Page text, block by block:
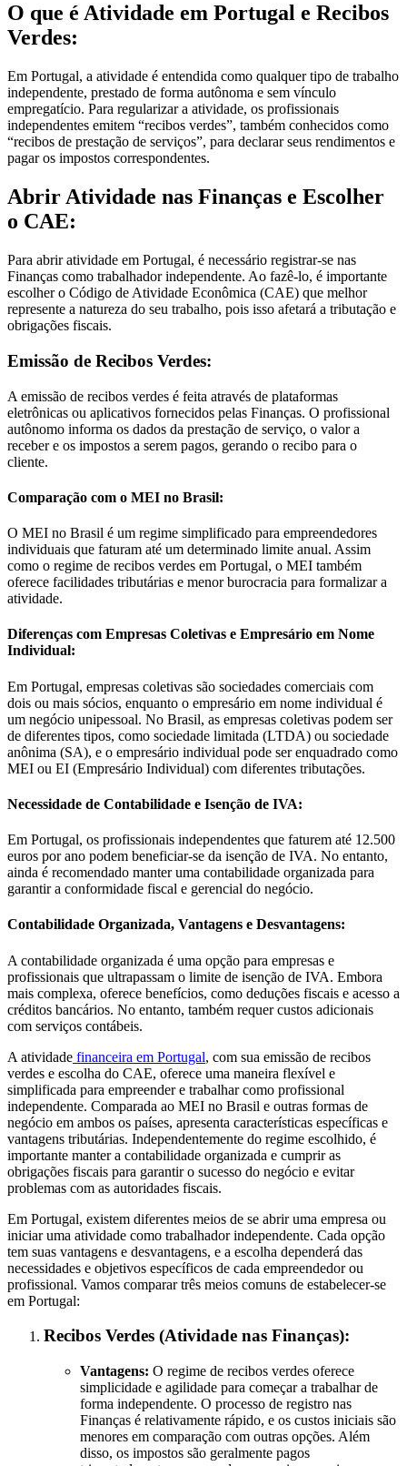
O que é Atividade em Portugal e Recibos
Verdes:
Em Portugal, a atividade é entendida como qualquer tipo de trabalho
independente, prestado de forma autônoma e sem vínculo
empregatício. Para regularizar a atividade, os profissionais
independentes emitem “recibos verdes”, também conhecidos como
“recibos de prestação de serviços”, para declarar seus rendimentos e
pagar os impostos correspondentes.
Abrir Atividade nas Finanças e Escolher
o CAE:
Para abrir atividade em Portugal, é necessário registrar-se nas
Finanças como trabalhador independente. Ao fazê-lo, é importante
escolher o Código de Atividade Econômica (CAE) que melhor
represente a natureza do seu trabalho, pois isso afetará a tributação e
obrigações fiscais.
Emissão de Recibos Verdes:
A emissão de recibos verdes é feita através de plataformas
eletrônicas ou aplicativos fornecidos pelas Finanças. O profissional
autônomo informa os dados da prestação de serviço, o valor a
receber e os impostos a serem pagos, gerando o recibo para o
cliente.
Comparação com o MEI no Brasil:
O MEI no Brasil é um regime simplificado para empreendedores
individuais que faturam até um determinado limite anual. Assim
como o regime de recibos verdes em Portugal, o MEI também
oferece facilidades tributárias e menor burocracia para formalizar a
atividade.
Diferenças com Empresas Coletivas e Empresário em Nome
Individual:
Em Portugal, empresas coletivas são sociedades comerciais com
dois ou mais sócios, enquanto o empresário em nome individual é
um negócio unipessoal. No Brasil, as empresas coletivas podem ser
de diferentes tipos, como sociedade limitada (LTDA) ou sociedade
anônima (SA), e o empresário individual pode ser enquadrado como
MEI ou EI (Empresário Individual) com diferentes tributações.
Necessidade de Contabilidade e Isenção de IVA:
Em Portugal, os profissionais independentes que faturem até 12.500
euros por ano podem beneficiar-se da isenção de IVA. No entanto,
ainda é recomendado manter uma contabilidade organizada para
garantir a conformidade fiscal e gerencial do negócio.
Contabilidade Organizada, Vantagens e Desvantagens:
A contabilidade organizada é uma opção para empresas e
profissionais que ultrapassam o limite de isenção de IVA. Embora
mais complexa, oferece benefícios, como deduções fiscais e acesso a
créditos bancários. No entanto, também requer custos adicionais
com serviços contábeis.
A atividade financeira em Portugal, com sua emissão de recibos
verdes e escolha do CAE, oferece uma maneira flexível e
simplificada para empreender e trabalhar como profissional
independente. Comparada ao MEI no Brasil e outras formas de
negócio em ambos os países, apresenta características específicas e
vantagens tributárias. Independentemente do regime escolhido, é
importante manter a contabilidade organizada e cumprir as
obrigações fiscais para garantir o sucesso do negócio e evitar
problemas com as autoridades fiscais.
Em Portugal, existem diferentes meios de se abrir uma empresa ou
iniciar uma atividade como trabalhador independente. Cada opção
tem suas vantagens e desvantagens, e a escolha dependerá das
necessidades e objetivos específicos de cada empreendedor ou
profissional. Vamos comparar três meios comuns de estabelecer-se
em Portugal:
Recibos Verdes (Atividade nas Finanças):
Vantagens: O regime de recibos verdes oferece
simplicidade e agilidade para começar a trabalhar de
forma independente. O processo de registro nas
Finanças é relativamente rápido, e os custos iniciais são
menores em comparação com outras opções. Além
disso, os impostos são geralmente pagos